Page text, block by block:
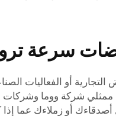
سرعة
التجارية أو الفعاليات
ممثلي شركة ووما
أصدقاءك أو زملاءك عما